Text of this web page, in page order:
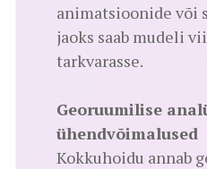
animatsioonide või
jaoks saab mudeli
tarkvarasse.
Georuumilise
ühendvõimalused
Kokkuhoidu annab